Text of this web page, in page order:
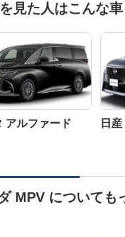
見た人はこんな
アルファード 日
MPV についても